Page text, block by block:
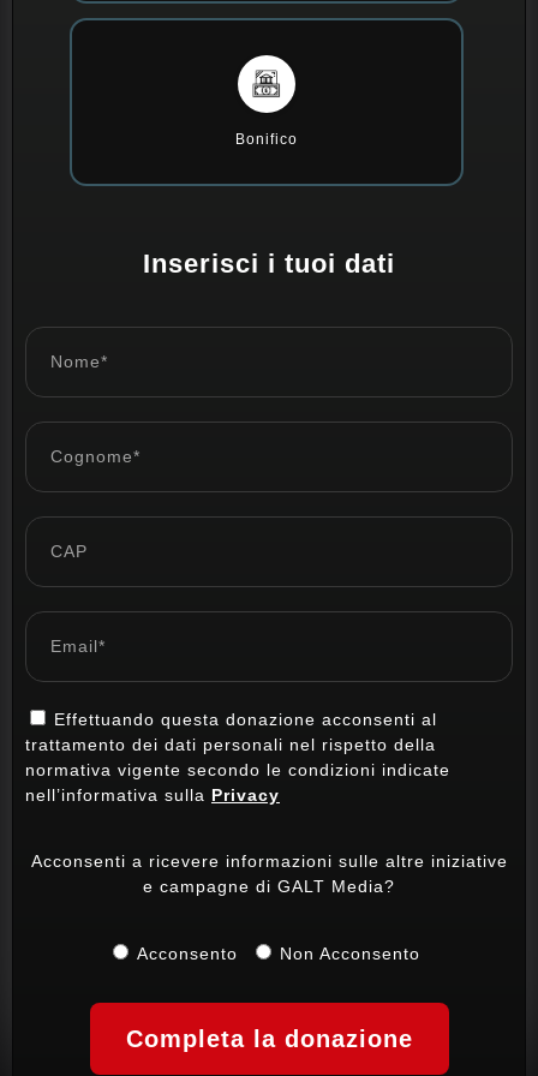
Bonifico
Inserisci i tuoi dati
Effettuando questa donazione acconsenti al
trattamento dei dati personali nel rispetto della
normativa vigente secondo le condizioni indicate
nell’informativa sulla Privacy
Acconsenti a ricevere informazioni sulle altre iniziative
e campagne di GALT Media?
Acconsento Non Acconsento
Completa la donazione